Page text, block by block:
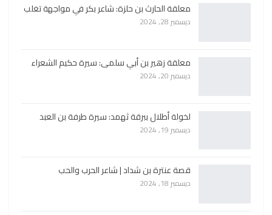
معلقة الحارث بن حلزة: شاعر بكر في مواجهة تغلب
ديسمبر 28, 2024
معلقة زهير بن أبي سلمى: سيرة حكيم الشعراء
ديسمبر 20, 2024
لخولة أطلال ببرقة ثهمد: سيرة طرفة بن العبد
ديسمبر 19, 2024
قصة عنترة بن شداد | شاعر الحرب والحب
ديسمبر 18, 2024